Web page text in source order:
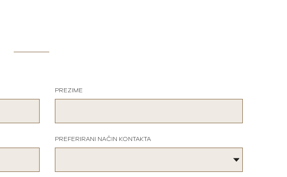
PREZIME
PREFERIRANI NAČIN KONTAKTA